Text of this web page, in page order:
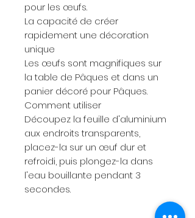
pour les œufs.
La capacité de créer
rapidement une décoration
unique
Les œufs sont magnifiques sur
la table de Pâques et dans un
panier décoré pour Pâques.
Comment utiliser
Découpez la feuille d'aluminium
aux endroits transparents,
placez-la sur un œuf dur et
refroidi, puis plongez-la dans
l'eau bouillante pendant 3
secondes.